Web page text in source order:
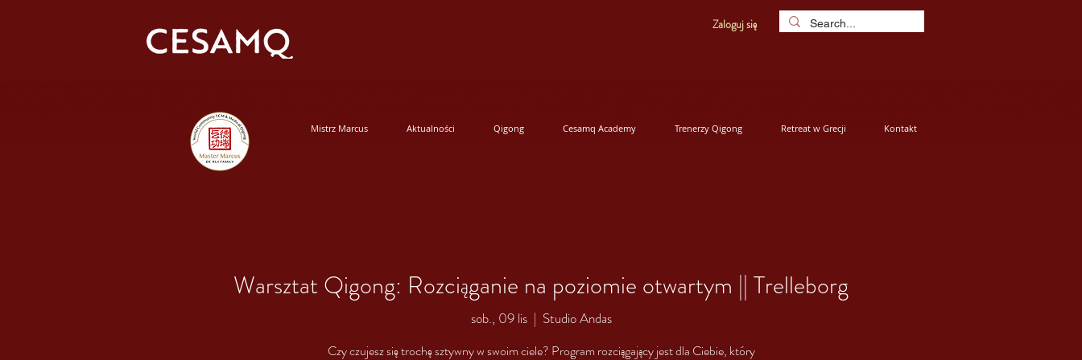
Zaloguj się
Mistrz Marcus Aktualności Qigong Cesamq Academy Trenerzy Qigong Retreat w Grecji Kontakt
Warsztat Qigong: Rozciąganie na poziomie otwartym || Trelleborg
sob., 09 lis
  |
Studio Andas
Czy czujesz się trochę sztywny w swoim ciele? Program rozciągający jest dla Ciebie, który